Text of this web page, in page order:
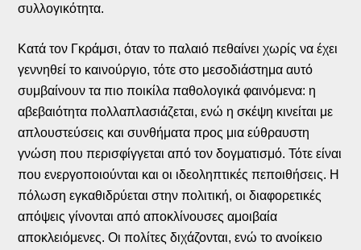
συλλογικότητα.
Κατά τον Γκράμσι, όταν το παλαιό πεθαίνει χωρίς να έχει
γεννηθεί το καινούργιο, τότε στο μεσοδιάστημα αυτό
συμβαίνουν τα πιο ποικίλα παθολογικά φαινόμενα: η
αβεβαιότητα πολλαπλασιάζεται, ενώ η σκέψη κινείται με
απλουστεύσεις και συνθήματα προς μια εύθραυστη
γνώση που περισφίγγεται από τον δογματισμό. Τότε είναι
που ενεργοποιούνται και οι ιδεοληπτικές πεποιθήσεις. Η
πόλωση εγκαθιδρύεται στην πολιτική, οι διαφορετικές
απόψεις γίνονται από αποκλίνουσες αμοιβαία
αποκλειόμενες. Οι πολίτες διχάζονται, ενώ το ανοίκειο